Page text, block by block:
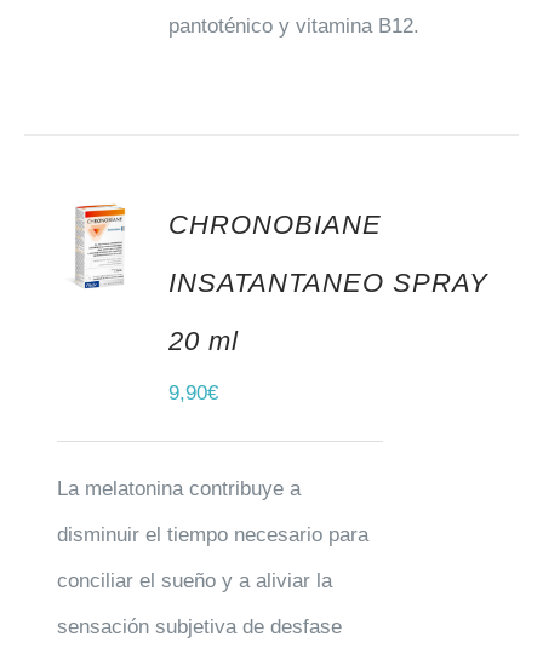
pantoténico y vitamina B12.
CHRONOBIANE
INSATANTANEO SPRAY
20 ml
9,90€
La melatonina contribuye a
disminuir el tiempo necesario para
conciliar el sueño y a aliviar la
sensación subjetiva de desfase